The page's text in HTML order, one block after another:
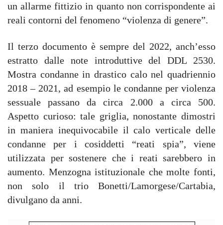
un allarme fittizio in quanto non corrispondente ai
reali contorni del fenomeno “violenza di genere”.
Il terzo documento è sempre del 2022, anch’esso
estratto dalle note introduttive del DDL 2530.
Mostra condanne in drastico calo nel quadriennio
2018 – 2021, ad esempio le condanne per violenza
sessuale passano da circa 2.000 a circa 500.
Aspetto curioso: tale griglia, nonostante dimostri
in maniera inequivocabile il calo verticale delle
condanne per i cosiddetti “reati spia”, viene
utilizzata per sostenere che i reati sarebbero in
aumento. Menzogna istituzionale che molte fonti,
non solo il trio Bonetti/Lamorgese/Cartabia,
divulgano da anni.